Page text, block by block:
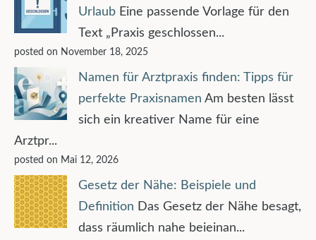
Urlaub Eine passende Vorlage für den
Text „Praxis geschlossen...
posted on November 18, 2025
Namen für Arztpraxis finden: Tipps für
perfekte Praxisnamen Am besten lässt
sich ein kreativer Name für eine
Arztpr...
posted on Mai 12, 2026
Gesetz der Nähe: Beispiele und
Definition Das Gesetz der Nähe besagt,
dass räumlich nahe beieinan...